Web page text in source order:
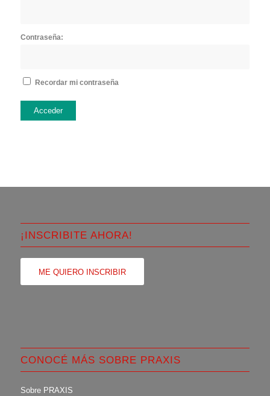
Contraseña:
Recordar mi contraseña
Acceder
¡INSCRIBITE AHORA!
ME QUIERO INSCRIBIR
CONOCÉ MÁS SOBRE PRAXIS
Sobre PRAXIS